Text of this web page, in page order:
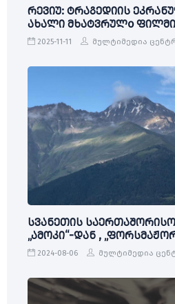
რევიუ: ტრაგედიის ეკრანული გამოძახილი -
ახალი მხატვრულo ფილმი
2025-11-11 მულტიმედია
სვანეთის
„ამოკი“-დან ,
2024-08-06 მულტიმედია